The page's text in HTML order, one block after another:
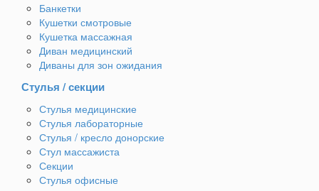
Банкетки
Кушетки смотровые
Кушетка массажная
Диван медицинский
Диваны для зон ожидания
Стулья / секции
Стулья медицинские
Стулья лабораторные
Стулья / кресло донорские
Стул массажиста
Секции
Стулья офисные